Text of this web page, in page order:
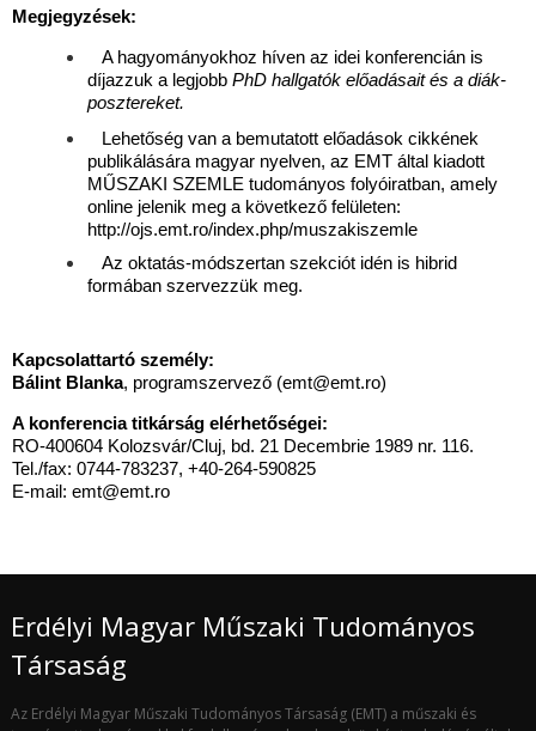
Megjegyzések:
A hagyományokhoz híven az idei konferencián is
díjazzuk a legjobb PhD hallgatók előadásait és a diák-
posztereket.
Lehetőség van a bemutatott előadások cikkének
publikálására magyar nyelven, az EMT által kiadott
MŰSZAKI SZEMLE tudományos folyóiratban, amely
online jelenik meg a következő felületen:
http://ojs.emt.ro/index.php/muszakiszemle
Az oktatás-módszertan szekciót idén is hibrid
formában szervezzük meg.
Kapcsolattartó személy:
Bálint Blanka, programszervező (emt@emt.ro)
A konferencia titkárság elérhetőségei:
RO-400604 Kolozsvár/Cluj, bd. 21 Decembrie 1989 nr. 116.
Tel./fax: 0744-783237, +40-264-590825
E-mail: emt@emt.ro
Erdélyi Magyar Műszaki Tudományos
Társaság
Az Erdélyi Magyar Műszaki Tudományos Társaság (EMT) a műszaki és